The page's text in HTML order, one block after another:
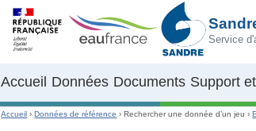
Service
Accueil Données Documents Support
Accueil ›Données de référence ›Rechercher une donnée d’un jeu ›